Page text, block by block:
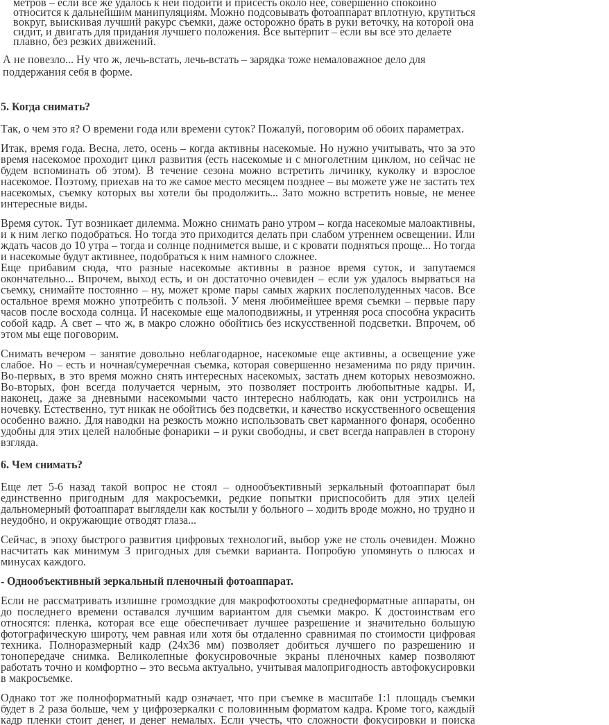
относится к дальнейшим манипуляциям. Можно подсовывать фотоаппарат вплотную, крутиться
вокруг, выискивая лучший ракурс съемки, даже осторожно брать в руки веточку, на которой она
сидит, и двигать для придания лучшего положения. Все вытерпит – если вы все это делаете
плавно, без резких движений.
А не повезло... Ну что ж, лечь-встать, лечь-встать – зарядка тоже немаловажное дело для
поддержания себя в форме.
5. Когда снимать?
Так, о чем это я? О времени года или времени суток? Пожалуй, поговорим об обоих параметрах.
Итак, время года. Весна, лето, осень – когда активны насекомые. Но нужно учитывать, что за это
время насекомое проходит цикл развития (есть насекомые и с многолетним циклом, но сейчас не
будем вспоминать об этом). В течение сезона можно встретить личинку, куколку и взрослое
насекомое. Поэтому, приехав на то же самое место месяцем позднее – вы можете уже не застать тех
насекомых, съемку которых вы хотели бы продолжить... Зато можно встретить новые, не менее
интересные виды.
Время суток. Тут возникает дилемма. Можно снимать рано утром – когда насекомые малоактивны,
и к ним легко подобраться. Но тогда это приходится делать при слабом утреннем освещении. Или
ждать часов до 10 утра – тогда и солнце поднимется выше, и с кровати подняться проще... Но тогда
и насекомые будут активнее, подобраться к ним намного сложнее.
Еще прибавим сюда, что разные насекомые активны в разное время суток, и запутаемся
окончательно... Впрочем, выход есть, и он достаточно очевиден – если уж удалось вырваться на
съемку, снимайте постоянно – ну, может кроме пары самых жарких послеполуденных часов. Все
остальное время можно употребить с пользой. У меня любимейшее время съемки – первые пару
часов после восхода солнца. И насекомые еще малоподвижны, и утренняя роса способна украсить
собой кадр. А свет – что ж, в макро сложно обойтись без искусственной подсветки. Впрочем, об
этом мы еще поговорим.
Снимать вечером – занятие довольно неблагодарное, насекомые еще активны, а освещение уже
слабое. Но – есть и ночная/сумеречная съемка, которая совершенно незаменима по ряду причин.
Во-первых, в это время можно снять интересных насекомых, застать днем которых невозможно.
Во-вторых, фон всегда получается черным, это позволяет построить любопытные кадры. И,
наконец, даже за дневными насекомыми часто интересно наблюдать, как они устроились на
ночевку. Естественно, тут никак не обойтись без подсветки, и качество искусственного освещения
особенно важно. Для наводки на резкость можно использовать свет карманного фонаря, особенно
удобны для этих целей налобные фонарики – и руки свободны, и свет всегда направлен в сторону
взгляда.
6. Чем снимать?
Еще лет 5-6 назад такой вопрос не стоял – однообъективный зеркальный фотоаппарат был
единственно пригодным для макросъемки, редкие попытки приспособить для этих целей
дальномерный фотоаппарат выглядели как костыли у больного – ходить вроде можно, но трудно и
неудобно, и окружающие отводят глаза...
Сейчас, в эпоху быстрого развития цифровых технологий, выбор уже не столь очевиден. Можно
насчитать как минимум 3 пригодных для съемки варианта. Попробую упомянуть о плюсах и
минусах каждого.
- Однообъективный зеркальный пленочный фотоаппарат.
Если не рассматривать излишне громоздкие для макрофотоохоты среднеформатные аппараты, он
до последнего времени оставался лучшим вариантом для съемки макро. К достоинствам его
относятся: пленка, которая все еще обеспечивает лучшее разрешение и значительно большую
фотографическую широту, чем равная или хотя бы отдаленно сравнимая по стоимости цифровая
техника. Полноразмерный кадр (24х36 мм) позволяет добиться лучшего по разрешению и
тонопередаче снимка. Великолепные фокусировочные экраны пленочных камер позволяют
работать точно и комфортно – это весьма актуально, учитывая малопригодность автофокусировки
в макросъемке.
Однако тот же полноформатный кадр означает, что при съемке в масштабе 1:1 площадь съемки
будет в 2 раза больше, чем у цифрозеркалки с половинным форматом кадра. Кроме того, каждый
кадр пленки стоит денег, и денег немалых. Если учесть, что сложности фокусировки и поиска